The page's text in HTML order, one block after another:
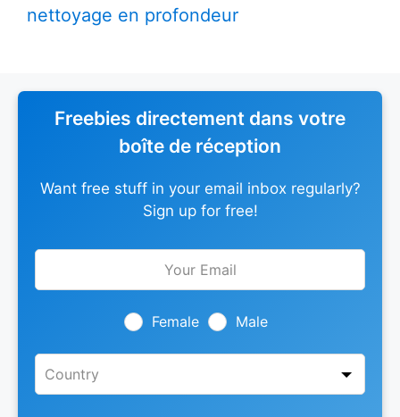
nettoyage en profondeur
Freebies directement dans votre
boîte de réception
Want free stuff in your email inbox regularly?
Sign up for free!
Leave
Female Male